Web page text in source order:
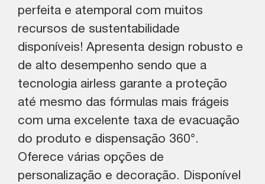
perfeita e atemporal com muitos
recursos de sustentabilidade
disponíveis! Apresenta design robusto e
de alto desempenho sendo que a
tecnologia airless garante a proteção
até mesmo das fórmulas mais frágeis
com uma excelente taxa de evacuação
do produto e dispensação 360°.
Oferece várias opções de
personalização e decoração. Disponível